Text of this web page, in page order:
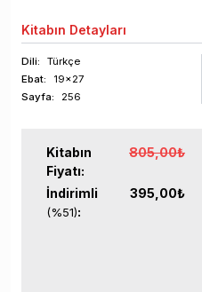
Kitabın Detayları
Dili:
Türkçe
Ebat:
19x27
Sayfa: 256
Kitabın
Fiyatı:
805,00₺
İndirimli
(%51):
395,00₺